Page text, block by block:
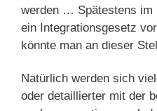
werden … Spätestens im
ein Integrationsgesetz
könnte man an dieser
Natürlich werden sich
oder detaillierter mit der